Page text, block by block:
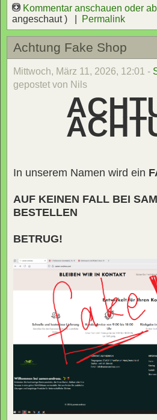
Kommentar anschauen oder
angeschaut ) |
Permalink
Achtung Fake Shop
Mittwoch, März 11, 2026, 12:01 -
gepostet von Nils
In unserem Namen wird ein
AUF KEINEN FALL BEI
BESTELLEN
BETRUG!